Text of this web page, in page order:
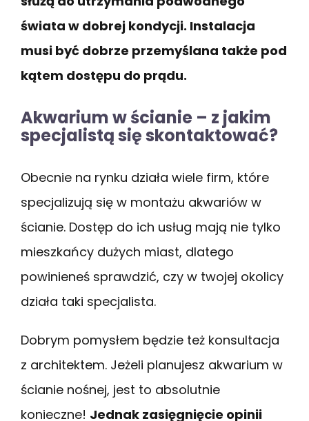
świata w dobrej kondycji. Instalacja
musi być dobrze przemyślana także pod
kątem dostępu do prądu.
Akwarium w ścianie – z jakim
specjalistą się skontaktować?
Obecnie na rynku działa wiele firm, które
specjalizują się w montażu akwariów w
ścianie. Dostęp do ich usług mają nie tylko
mieszkańcy dużych miast, dlatego
powinieneś sprawdzić, czy w twojej okolicy
działa taki specjalista.
Dobrym pomysłem będzie też konsultacja
z architektem. Jeżeli planujesz akwarium w
ścianie nośnej, jest to absolutnie
konieczne! Jednak zasięgnięcie opinii